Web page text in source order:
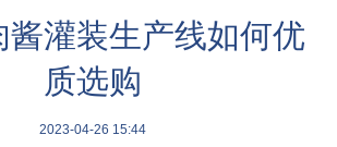
酱灌装生产线如何优
质选购
2023-04-26 15:44